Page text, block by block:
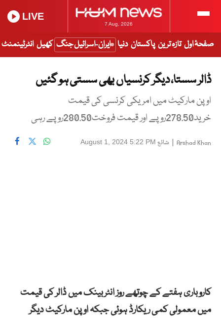
7 Aug, 2026
LIVE
صفحۂ اول تازہ ترین پاکستان دنیا ایران-اسرائیل جنگ کھیل انٹرٹینمنٹ
ڈالر سستا، دیگر کرنسیاں بھی سستی ہو گئیں
اوپن مارکیٹ میں امریکی کرنسی کی قیمت
خرید278.50روپے اور قیمت فروخت280.50روپے رہی
Arshad Khan
| شائع August 1, 2024 5:22 PM
کاروباری ہفتے کے چوتھے روز انٹربینک میں ڈالر کی قیمت
میں معمولی کمی ریکارڈ ہوئی جبکہ اوپن مارکیٹ دیگر